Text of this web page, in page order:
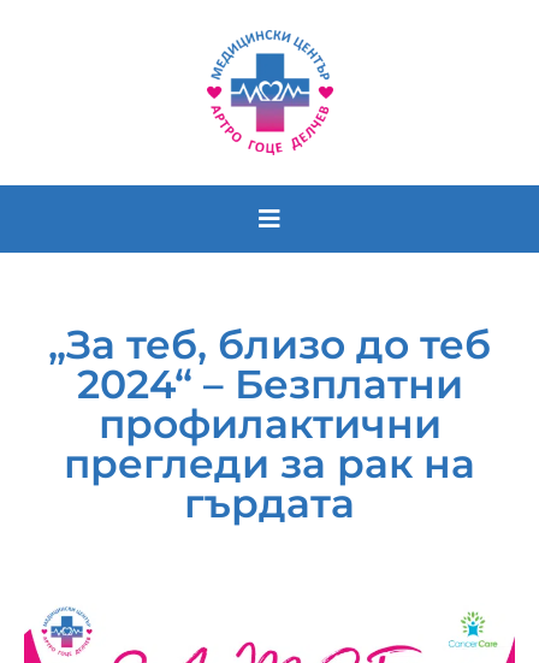
График
Кабинети
Екип
„За теб, близо до теб
2024“ – Безплатни
профилактични
прегледи за рак на
гърдата